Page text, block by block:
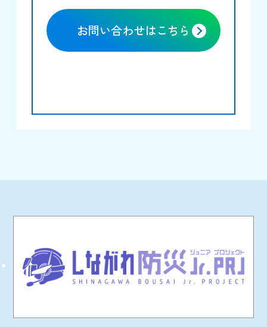
お問い合わせはこちら